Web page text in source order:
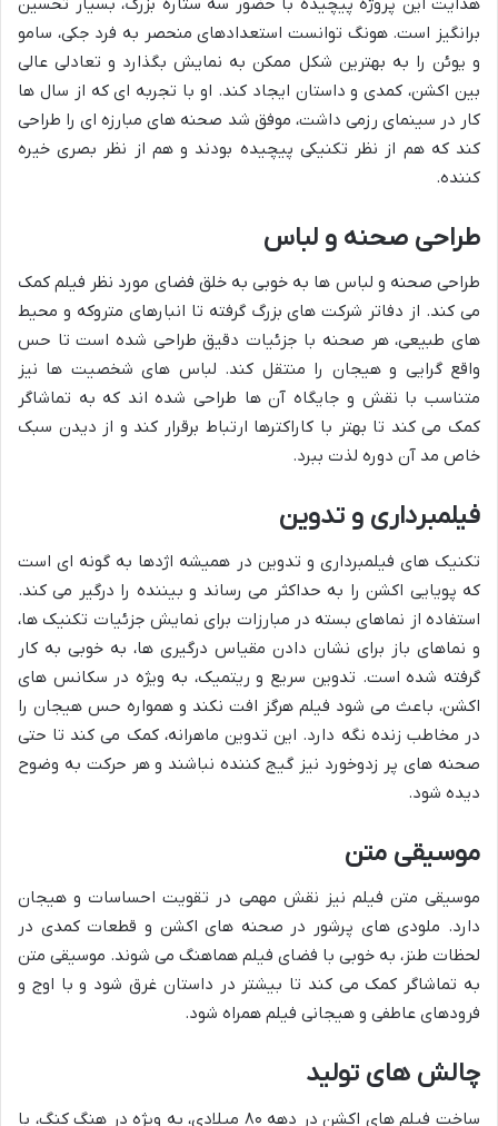
برانگیز است. هونگ توانست استعدادهای منحصر به فرد جکی، سامو
و یوئن را به بهترین شکل ممکن به نمایش بگذارد و تعادلی عالی
بین اکشن، کمدی و داستان ایجاد کند. او با تجربه ای که از سال ها
کار در سینمای رزمی داشت، موفق شد صحنه های مبارزه ای را طراحی
کند که هم از نظر تکنیکی پیچیده بودند و هم از نظر بصری خیره
کننده.
طراحی صحنه و لباس
طراحی صحنه و لباس ها به خوبی به خلق فضای مورد نظر فیلم کمک
می کند. از دفاتر شرکت های بزرگ گرفته تا انبارهای متروکه و محیط
های طبیعی، هر صحنه با جزئیات دقیق طراحی شده است تا حس
واقع گرایی و هیجان را منتقل کند. لباس های شخصیت ها نیز
متناسب با نقش و جایگاه آن ها طراحی شده اند که به تماشاگر
کمک می کند تا بهتر با کاراکترها ارتباط برقرار کند و از دیدن سبک
خاص مد آن دوره لذت ببرد.
فیلمبرداری و تدوین
تکنیک های فیلمبرداری و تدوین در همیشه اژدها به گونه ای است
که پویایی اکشن را به حداکثر می رساند و بیننده را درگیر می کند.
استفاده از نماهای بسته در مبارزات برای نمایش جزئیات تکنیک ها،
و نماهای باز برای نشان دادن مقیاس درگیری ها، به خوبی به کار
گرفته شده است. تدوین سریع و ریتمیک، به ویژه در سکانس های
اکشن، باعث می شود فیلم هرگز افت نکند و همواره حس هیجان را
در مخاطب زنده نگه دارد. این تدوین ماهرانه، کمک می کند تا حتی
صحنه های پر زدوخورد نیز گیج کننده نباشند و هر حرکت به وضوح
دیده شود.
موسیقی متن
موسیقی متن فیلم نیز نقش مهمی در تقویت احساسات و هیجان
دارد. ملودی های پرشور در صحنه های اکشن و قطعات کمدی در
لحظات طنز، به خوبی با فضای فیلم هماهنگ می شوند. موسیقی متن
به تماشاگر کمک می کند تا بیشتر در داستان غرق شود و با اوج و
فرودهای عاطفی و هیجانی فیلم همراه شود.
چالش های تولید
ساخت فیلم های اکشن در دهه ۸۰ میلادی، به ویژه در هنگ کنگ، با